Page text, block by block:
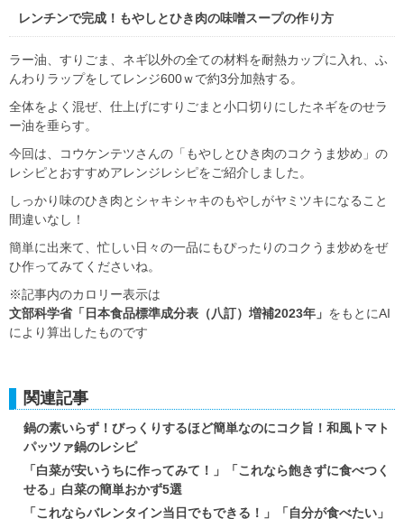
レンチンで完成！もやしとひき肉の味噌スープの作り方
ラー油、すりごま、ネギ以外の全ての材料を耐熱カップに入れ、ふ
んわりラップをしてレンジ600ｗで約3分加熱する。
全体をよく混ぜ、仕上げにすりごまと小口切りにしたネギをのせラ
ー油を垂らす。
今回は、コウケンテツさんの「もやしとひき肉のコクうま炒め」の
レシピとおすすめアレンジレシピをご紹介しました。
しっかり味のひき肉とシャキシャキのもやしがヤミツキになること
間違いなし！
簡単に出来て、忙しい日々の一品にもぴったりのコクうま炒めをぜ
ひ作ってみてくださいね。
※記事内のカロリー表示は
文部科学省「日本食品標準成分表（八訂）増補2023年」 をもとにAI
により算出したものです
関連記事
鍋の素いらず！びっくりするほど簡単なのにコク旨！和風トマト
パッツァ鍋のレシピ
「白菜が安いうちに作ってみて！」「これなら飽きずに食べつく
せる」白菜の簡単おかず5選
「これならバレンタイン当日でもできる！」「自分が食べたい」